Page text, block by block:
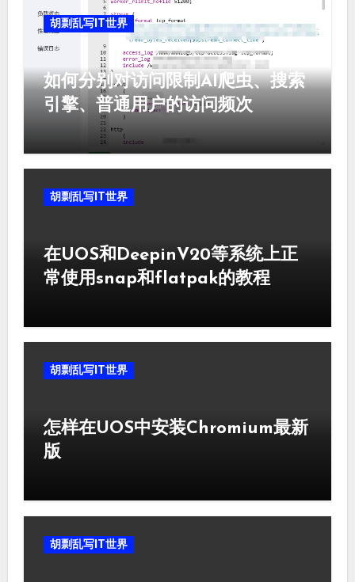
胡剽乱写IT世界
如何分别对访问限制AI爬虫、搜索
引擎、普通用户的访问频次
胡剽乱写IT世界
在UOS和DeepinV20等系统上正
常使用snap和flatpak的教程
胡剽乱写IT世界
怎样在UOS中安装Chromium最新
版
胡剽乱写IT世界